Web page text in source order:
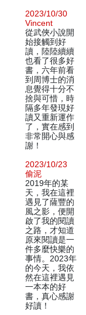
2023/10/30
Vincent
從武俠小說開
始接觸到好
讀，陸陸續續
也看了很多好
書，六年前看
到周博士的消
息覺得十分不
捨與可惜，時
隔多年發現好
讀又重新運作
了，實在感到
非常開心與感
謝！
2023/10/23
偷泥
2019年的某
天，我在這裡
遇見了薩豐的
風之影，便開
啟了我的閱讀
之路，才知道
原來閱讀是一
件多麼快樂的
事情。2023年
的今天，我依
然在這裡遇見
一本本的好
書，真心感謝
好讀！